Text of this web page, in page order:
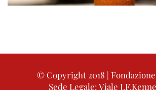
© Copyright 2018 |
Sede Legale: Viale